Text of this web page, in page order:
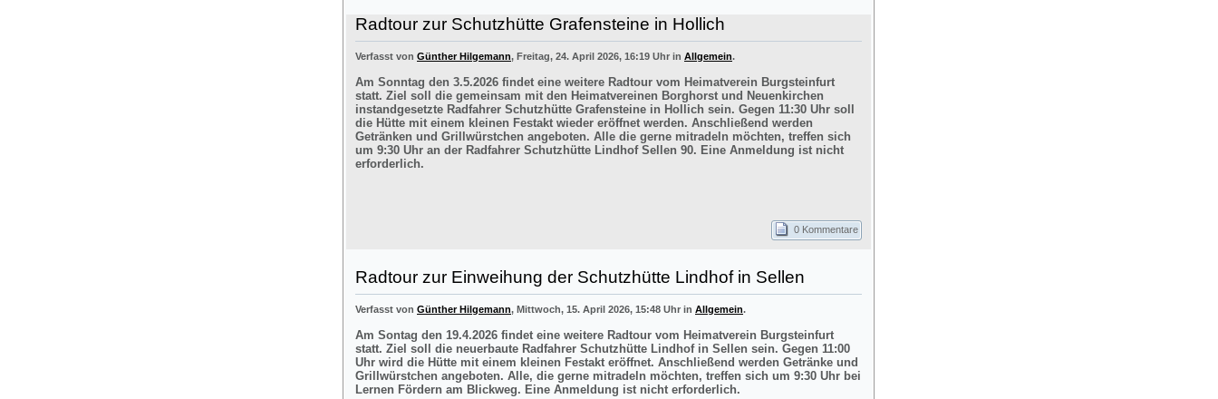
Radtour zur Schutzhütte Grafensteine in Hollich
Verfasst von Günther Hilgemann, Freitag, 24. April 2026, 16:19 Uhr in Allgemein.
Am Sonntag den 3.5.2026 findet eine weitere Radtour vom Heimatverein Burgsteinfurt
statt. Ziel soll die gemeinsam mit den Heimatvereinen Borghorst und Neuenkirchen
instandgesetzte Radfahrer Schutzhütte Grafensteine in Hollich sein. Gegen 11:30 Uhr soll
die Hütte mit einem kleinen Festakt wieder eröffnet werden. Anschließend werden
Getränken und Grillwürstchen angeboten. Alle die gerne mitradeln möchten, treffen sich
um 9:30 Uhr an der Radfahrer Schutzhütte Lindhof Sellen 90. Eine Anmeldung ist nicht
erforderlich.
0 Kommentare
Radtour zur Einweihung der Schutzhütte Lindhof in Sellen
Verfasst von Günther Hilgemann, Mittwoch, 15. April 2026, 15:48 Uhr in Allgemein.
Am Sontag den 19.4.2026 findet eine weitere Radtour vom Heimatverein Burgsteinfurt
statt. Ziel soll die neuerbaute Radfahrer Schutzhütte Lindhof in Sellen sein. Gegen 11:00
Uhr wird die Hütte mit einem kleinen Festakt eröffnet. Anschließend werden Getränke und
Grillwürstchen angeboten. Alle, die gerne mitradeln möchten, treffen sich um 9:30 Uhr bei
Lernen Fördern am Blickweg. Eine Anmeldung ist nicht erforderlich.